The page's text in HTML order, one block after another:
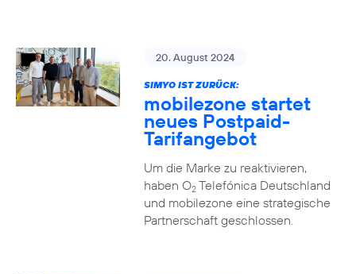
20. August 2024
SIMYO IST ZURÜCK:
mobilezone startet
neues Postpaid-
Tarifangebot
Um die Marke zu reaktivieren,
haben O2Telefónica Deutschland
und mobilezone eine strategische
Partnerschaft geschlossen.